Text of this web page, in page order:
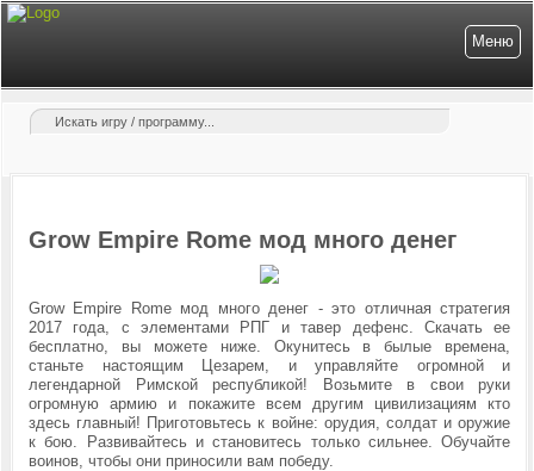
Меню
Grow Empire Rome мод много денег
Grow Empire Rome мод много денег - это отличная стратегия
2017 года, с элементами РПГ и тавер дефенс. Скачать ее
бесплатно, вы можете ниже. Окунитесь в былые времена,
станьте настоящим Цезарем, и управляйте огромной и
легендарной Римской республикой! Возьмите в свои руки
огромную армию и покажите всем другим цивилизациям кто
здесь главный! Приготовьтесь к войне: орудия, солдат и оружие
к бою. Развивайтесь и становитесь только сильнее. Обучайте
воинов, чтобы они приносили вам победу.